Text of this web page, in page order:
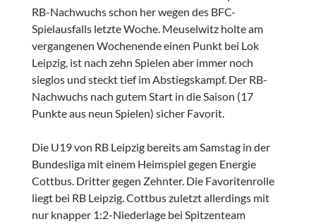
RB-Nachwuchs schon her wegen des BFC-
Spielausfalls letzte Woche. Meuselwitz holte am
vergangenen Wochenende einen Punkt bei Lok
Leipzig, ist nach zehn Spielen aber immer noch
sieglos und steckt tief im Abstiegskampf. Der RB-
Nachwuchs nach gutem Start in die Saison (17
Punkte aus neun Spielen) sicher Favorit.
Die U19 von RB Leipzig bereits am Samstag in der
Bundesliga mit einem Heimspiel gegen Energie
Cottbus. Dritter gegen Zehnter. Die Favoritenrolle
liegt bei RB Leipzig. Cottbus zuletzt allerdings mit
nur knapper 1:2-Niederlage bei Spitzenteam